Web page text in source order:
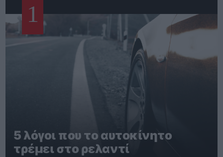
1
5 λόγοι που το αυτοκίνητο
τρέμει στο ρελαντί